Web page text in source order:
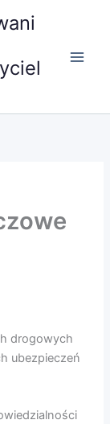
drogowych
ubezpieczeń